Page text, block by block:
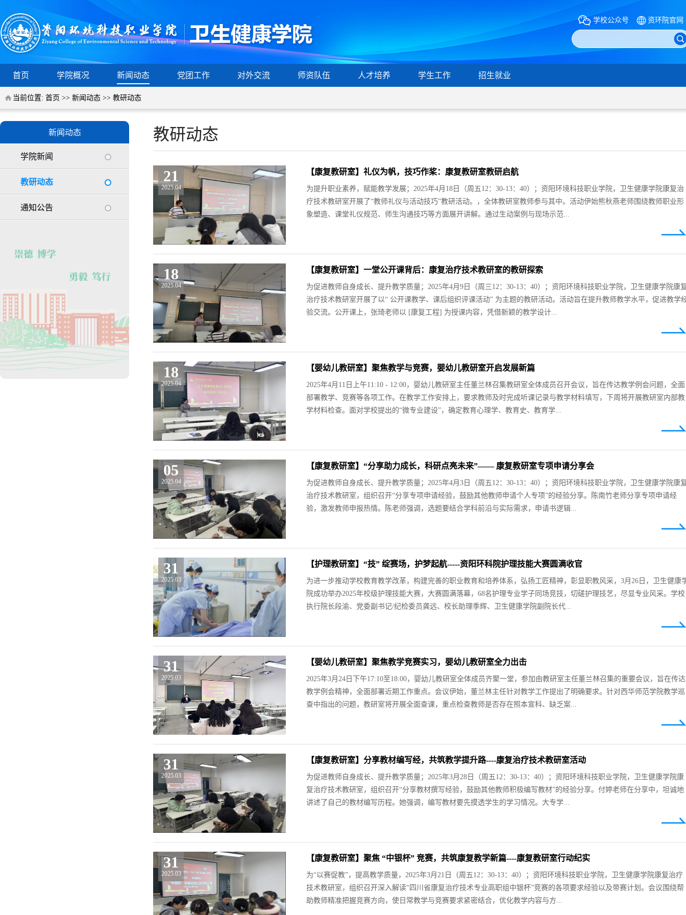
学校公众号 资环院官网
首页 学院概况 新闻动态 党团工作 对外交流 师资队伍 人才培养 学生工作 招生就业
当前位置: 首页 >> 新闻动态 >> 教研动态
新闻动态
学院新闻
教研动态
通知公告
教研动态
21
2025.04
【康复教研室】礼仪为帆，技巧作桨：康复教研室教研启航
为提升职业素养，赋能教学发展；2025年4月18日（周五12：30-13：40）；资阳环境科技职业学院，卫生健康学院康复治
疗技术教研室开展了“教师礼仪与活动技巧”教研活动。，全体教研室教师参与其中。活动伊始熊秋燕老师围绕教师职业形
象塑造、课堂礼仪规范、师生沟通技巧等方面展开讲解。通过生动案例与现场示范...
18
2025.04
【康复教研室】一堂公开课背后：康复治疗技术教研室的教研探索
为促进教师自身成长、提升教学质量；2025年4月9日（周三12：30-13：40）；资阳环境科技职业学院，卫生健康学院康
治疗技术教研室开展了以“ 公开课教学、课后组织评课活动” 为主题的教研活动。活动旨在提升教师教学水平，促进教学
验交流。公开课上，张琦老师以 [康复工程] 为授课内容，凭借新颖的教学设计...
18
2025.04
【婴幼儿教研室】聚焦教学与竞赛，婴幼儿教研室开启发展新篇
2025年4月11日上午11:10 - 12:00，婴幼儿教研室主任董兰林召集教研室全体成员召开会议，旨在传达教学例会问题，全面
部署教学、竞赛等各项工作。在教学工作安排上，要求教师及时完成听课记录与教学材料填写，下周将开展教研室内部教
学材料检查。面对学校提出的“微专业建设”，确定教育心理学、教育史、教育学...
05
2025.04
【康复教研室】“分享助力成长，科研点亮未来”—— 康复教研室专项申请分享会
为促进教师自身成长、提升教学质量；2025年4月3日（周五12：30-13：40）；资阳环境科技职业学院，卫生健康学院康
治疗技术教研室，组织召开“分享专项申请经验，鼓励其他教师申请个人专项”的经验分享。陈南竹老师分享专项申请经
验，激发教师申报热情。陈老师强调，选题要结合学科前沿与实际需求，申请书逻辑...
31
2025.03
【护理教研室】“技” 绽赛场，护梦起航-----资阳环科院护理技能大赛圆满收官
为进一步推动学校教育教学改革，构建完善的职业教育和培养体系，弘扬工匠精神，彰显职教风采，3月26日，卫生健康
院成功举办2025年校级护理技能大赛，大赛圆满落幕，68名护理专业学子同场竞技，切磋护理技艺，尽显专业风采。学校
执行院长段渝、党委副书记/纪检委员龚远、校长助理季辉、卫生健康学院副院长代...
31
2025.03
【婴幼儿教研室】聚焦教学竞赛实习，婴幼儿教研室全力出击
2025年3月24日下午17:10至18:00，婴幼儿教研室全体成员齐聚一堂，参加由教研室主任董兰林召集的重要会议，旨在传达
教学例会精神，全面部署近期工作重点。会议伊始，董兰林主任针对教学工作提出了明确要求。针对西华师范学院教学巡
查中指出的问题，教研室将开展全面查课，重点检查教师是否存在照本宣科、缺乏案...
31
2025.03
【康复教研室】分享教材编写经，共筑教学提升路----康复治疗技术教研室活动
为促进教师自身成长、提升教学质量；2025年3月28日（周五12：30-13：40）；资阳环境科技职业学院，卫生健康学院康
复治疗技术教研室，组织召开“分享教材撰写经验，鼓励其他教师积极编写教材”的经验分享。付婷老师在分享中，坦诚地
讲述了自己的教材编写历程。她强调，编写教材要先摸透学生的学习情况。大专学...
31
2025.03
【康复教研室】聚焦 “中银杯” 竞赛，共筑康复教学新篇----康复教研室行动纪实
为“以赛促教”，提高教学质量，2025年3月21日（周五12：30-13：40）；资阳环境科技职业学院，卫生健康学院康复治疗
技术教研室，组织召开深入解读“四川省康复治疗技术专业高职组中银杯”竞赛的各项要求经验以及带赛计划。会议围绕帮
助教师精准把握竞赛方向，使日常教学与竞赛要求紧密结合，优化教学内容与方...